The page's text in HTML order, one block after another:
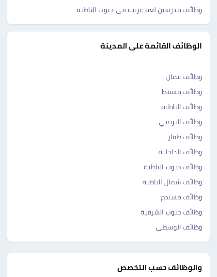
وظائف مدرسين لغة عربية فى جنوب الباطنة
الوظائف القائمة على المدينة
وظائف عمان
وظائف مسقط
وظائف الباطنة
وظائف البريمي
وظائف ظفار
وظائف الداخلية
وظائف جنوب الباطنة
وظائف شمال الباطنة
وظائف مسندم
وظائف جنوب الشرقية
وظائف الوسطى
والوظائف حسب التخصص